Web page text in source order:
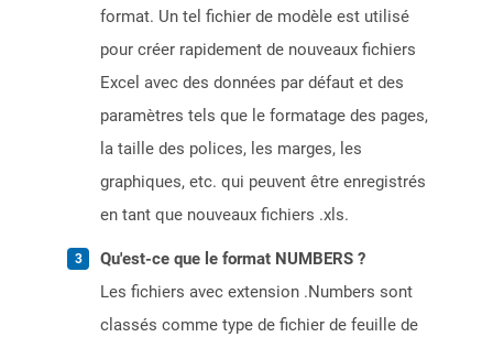
format. Un tel fichier de modèle est utilisé
pour créer rapidement de nouveaux fichiers
Excel avec des données par défaut et des
paramètres tels que le formatage des pages,
la taille des polices, les marges, les
graphiques, etc. qui peuvent être enregistrés
en tant que nouveaux fichiers .xls.
Qu'est-ce que le format NUMBERS ?
Les fichiers avec extension .Numbers sont
classés comme type de fichier de feuille de